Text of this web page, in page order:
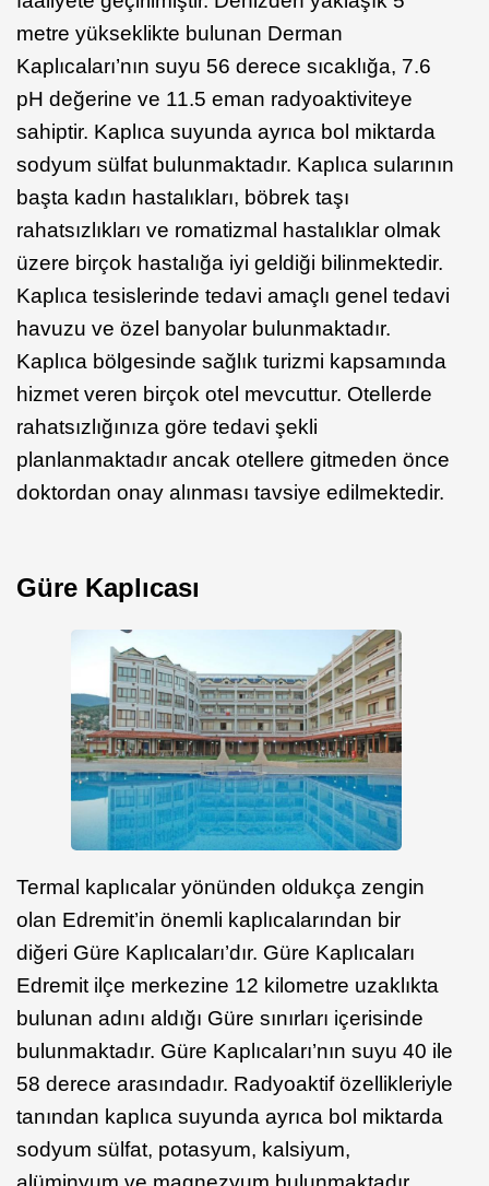
metre yükseklikte bulunan Derman
Kaplıcaları’nın suyu 56 derece sıcaklığa, 7.6
pH değerine ve 11.5 eman radyoaktiviteye
sahiptir. Kaplıca suyunda ayrıca bol miktarda
sodyum sülfat bulunmaktadır. Kaplıca sularının
başta kadın hastalıkları, böbrek taşı
rahatsızlıkları ve romatizmal hastalıklar olmak
üzere birçok hastalığa iyi geldiği bilinmektedir.
Kaplıca tesislerinde tedavi amaçlı genel tedavi
havuzu ve özel banyolar bulunmaktadır.
Kaplıca bölgesinde sağlık turizmi kapsamında
hizmet veren birçok otel mevcuttur. Otellerde
rahatsızlığınıza göre tedavi şekli
planlanmaktadır ancak otellere gitmeden önce
doktordan onay alınması tavsiye edilmektedir.
Güre Kaplıcası
Termal kaplıcalar yönünden oldukça zengin
olan Edremit’in önemli kaplıcalarından bir
diğeri Güre Kaplıcaları’dır. Güre Kaplıcaları
Edremit ilçe merkezine 12 kilometre uzaklıkta
bulunan adını aldığı Güre sınırları içerisinde
bulunmaktadır. Güre Kaplıcaları’nın suyu 40 ile
58 derece arasındadır. Radyoaktif özellikleriyle
tanından kaplıca suyunda ayrıca bol miktarda
sodyum sülfat, potasyum, kalsiyum,